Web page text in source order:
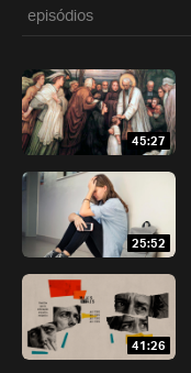
episódios
45:27
25:52
41:26